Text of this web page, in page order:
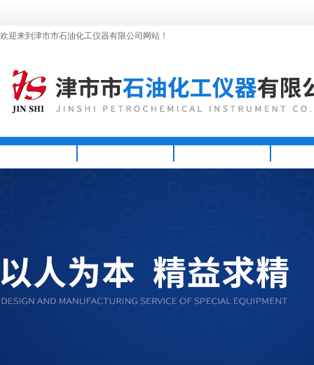
欢迎来到津市市石油化工仪器有限公司网站！